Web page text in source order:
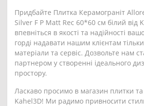
Придбайте Плитка Керамограніт
Silver F P Matt Rec 60*60 см білий від
впевніться в якості та надійності
горді надавати нашим клієнтам
матеріали та сервіс. Дозвольте нам
партнером у створенні ідеального
простору.
Ласкаво просимо в магазин плитки та
Kahel3D! Ми радимо привносити